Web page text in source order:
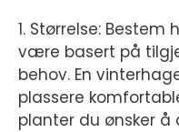
1. Størrelse:
være basert på
behov. En
plassere
planter du ønsker å